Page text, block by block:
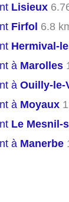
Lisieux
Firfol 6.8
Hermival-
à Marolles
à Ouilly-le-
à Moyaux
Le Mesnil-
à Manerbe